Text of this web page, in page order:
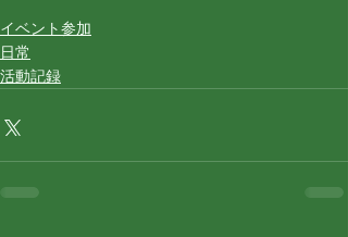
イベント参加
日常
活動記録